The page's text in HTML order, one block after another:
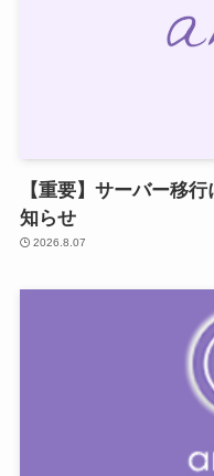
【重要】サーバー移
知らせ
2026.8.07